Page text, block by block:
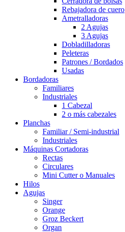
Rebajadora de cuero
Ametralladoras
2 Agujas
3 Agujas
Dobladilladoras
Peleteras
Patrones / Bordados
Usadas
Bordadoras
Familiares
Industriales
1 Cabezal
2 o más cabezales
Planchas
Familiar / Semi-industrial
Industriales
Máquinas Cortadoras
Rectas
Circulares
Mini Cutter o Manuales
Hilos
Agujas
Singer
Orange
Groz Beckert
Organ